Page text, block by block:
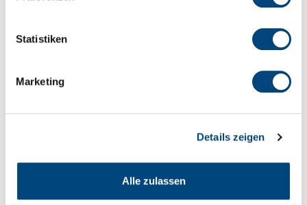
Statistiken
Marketing
Details zeigen
Alle zulassen
Station Genuss pur.